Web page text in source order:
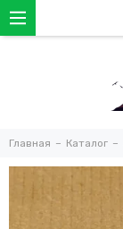
Главная Каталог